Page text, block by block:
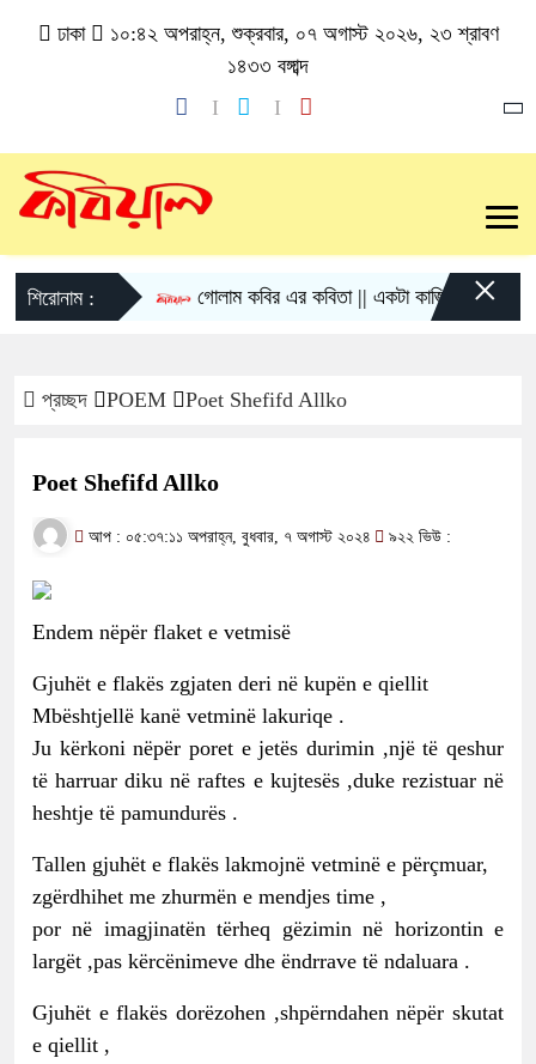
ঢাকা
১০:৪২ অপরাহ্ন, শুক্রবার, ০৭ অগাস্ট ২০২৬, ২৩ শ্রাবণ
১৪৩৩ বঙ্গাব্দ
শিরোনাম : গোলাম কবির এর কবিতা || একটা কাঙ্ক্ষিত স্বপ্নের
×
প্রচ্ছদ POEM Poet Shefifd Allko
Poet Shefifd Allko
আপ : ০৫:৩৭:১১ অপরাহ্ন, বুধবার, ৭ অগাস্ট ২০২৪ ৯২২ ভিউ :
Endem nëpër flaket e vetmisë
Gjuhët e flakës zgjaten deri në kupën e qiellit
Mbështjellë kanë vetminë lakuriqe .
Ju kërkoni nëpër poret e jetës durimin ,një të qeshur
të harruar diku në raftes e kujtesës ,duke rezistuar në
heshtje të pamundurës .
Tallen gjuhët e flakës lakmojnë vetminë e përçmuar,
zgërdhihet me zhurmën e mendjes time ,
por në imagjinatën tërheq gëzimin në horizontin e
largët ,pas kërcënimeve dhe ëndrrave të ndaluara .
Gjuhët e flakës dorëzohen ,shpërndahen nëpër skutat
e qiellit ,